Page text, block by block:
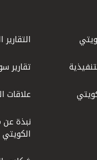
التقارير
تقارير
علاقات
نبذة
الكويتي